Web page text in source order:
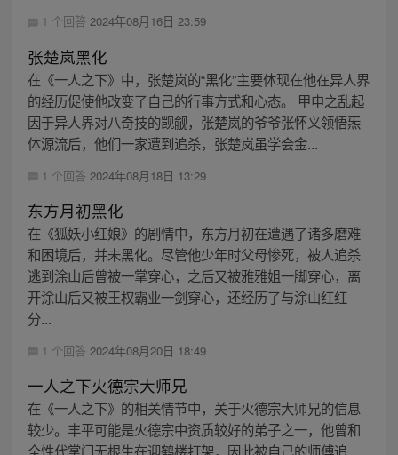
1 个回答 2024年08月16日 23:59
张楚岚黑化
在《一人之下》中，张楚岚的“黑化”主要体现在他在异人界
的经历促使他改变了自己的行事方式和心态。 甲申之乱起
因于异人界对八奇技的觊觎，张楚岚的爷爷张怀义领悟炁
体源流后，他们一家遭到追杀，张楚岚虽学会金...
1 个回答 2024年08月18日 13:29
东方月初黑化
在《狐妖小红娘》的剧情中，东方月初在遭遇了诸多磨难
和困境后，并未黑化。尽管他少年时父母惨死，被人追杀
逃到涂山后曾被一掌穿心，之后又被雅雅姐一脚穿心，离
开涂山后又被王权霸业一剑穿心，还经历了与涂山红红
分...
1 个回答 2024年08月20日 18:49
一人之下火德宗大师兄
在《一人之下》的相关情节中，关于火德宗大师兄的信息
较少。丰平可能是火德宗中资质较好的弟子之一，他曾和
全性代掌门无根生在迎鹤楼打架，因此被自己的师傅追